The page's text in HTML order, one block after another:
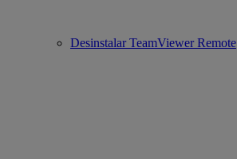
Desinstalar TeamViewer Remote